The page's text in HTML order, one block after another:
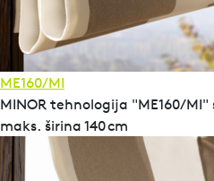
ME160/MI
MINOR tehnologija "ME160/
maks. širina 140 cm